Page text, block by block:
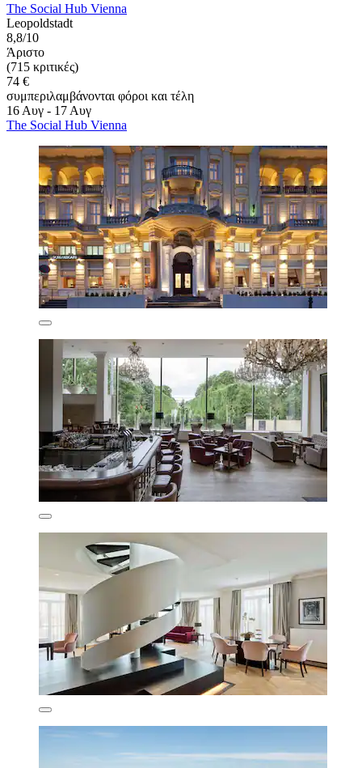
The Social Hub Vienna
Leopoldstadt
8,8/10
Άριστο
(715 κριτικές)
74 €
συμπεριλαμβάνονται φόροι και τέλη
16 Αυγ - 17 Αυγ
The Social Hub Vienna